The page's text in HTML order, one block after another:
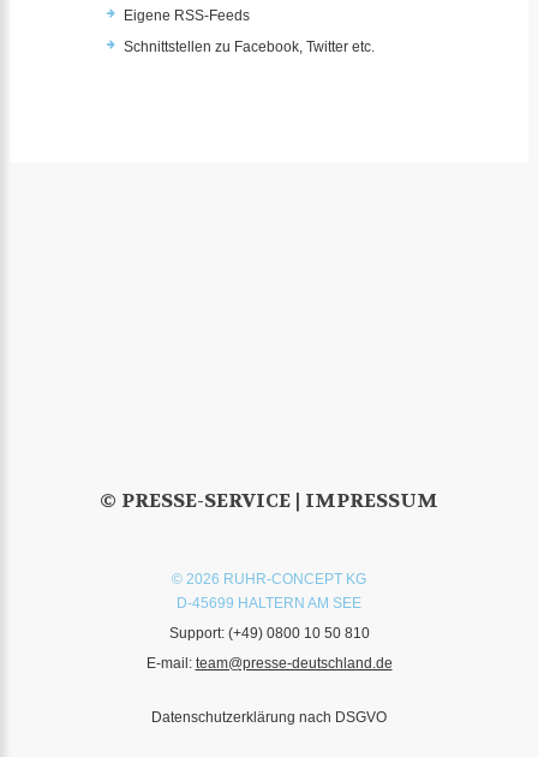
Eigene RSS-Feeds
Schnittstellen zu Facebook, Twitter etc.
© PRESSE-SERVICE | IMPRESSUM
© 2026 RUHR-CONCEPT KG
D-45699 HALTERN AM SEE
Support: (+49) 0800 10 50 810
E-mail: team@presse-deutschland.de
Datenschutzerklärung nach DSGVO